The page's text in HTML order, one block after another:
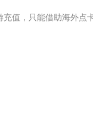
值，只能借助海外点